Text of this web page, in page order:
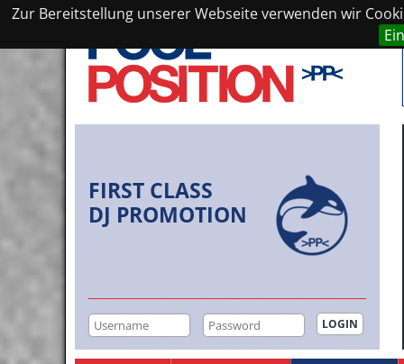
Zur Bereitstellung unserer Webseite verwenden wir
FIRST CLASS
DJ PROMOTION